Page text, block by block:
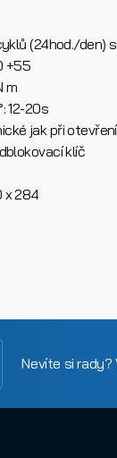
(24hod./den)
+55
m
12-20s
jak při
klíč
x 284
Nevíte si rady?